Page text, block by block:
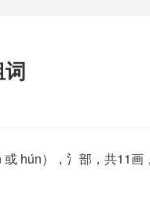
hún），氵部，共11画